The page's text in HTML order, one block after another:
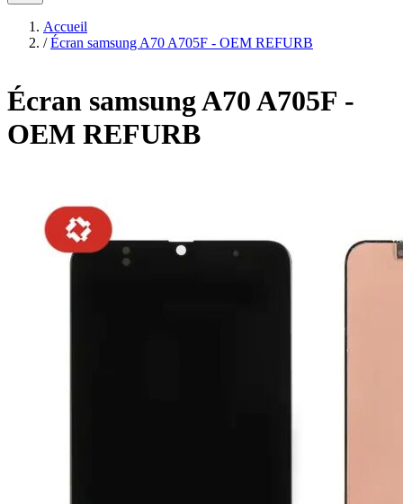
Accueil
/ Écran samsung A70 A705F - OEM REFURB
Écran samsung A70 A705F -
OEM REFURB